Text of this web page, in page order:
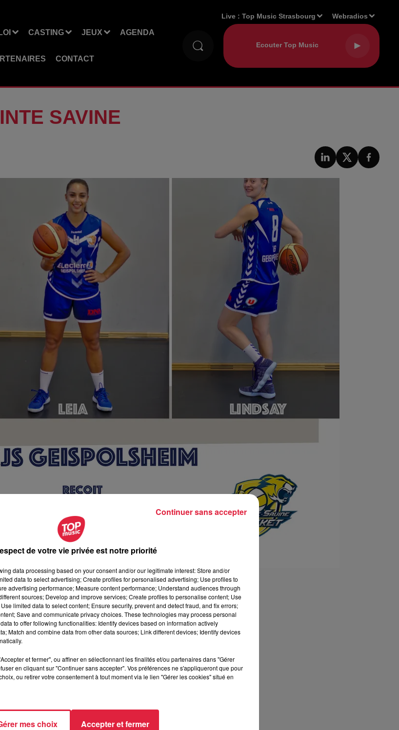
CASTING JEUX AGENDA
CONTACT
Live :Top Music Strasbourg Webradios
SAVINE
à 0h00
à 0h00
de votre vie privée est notre priorité
data processing based on your consent and/or our legitimate interest: Store and/or
data to select advertising; Create profiles for personalised advertising; Use profiles to
advertising performance; Measure content performance; Understand audiences through
sources; Develop and improve services; Create profiles to personalise content; Use
limited data to select content; Ensure security, prevent and detect fraud, and fix errors;
Save and communicate privacy choices. These technologies may process personal
to offer following functionalities: Identify devices based on information actively
Match and combine data from other data sources; Link different devices; Identify devices
et fermer", ou affiner en sélectionnant les finalités et/ou partenaires dans "Gérer
en cliquant sur "Continuer sans accepter". Vos préférences ne s'appliqueront que pour
ou retirer votre consentement à tout moment via le lien "Gérer les cookies" situé en
mes choix Accepter et fermer
Continuer sans accepter